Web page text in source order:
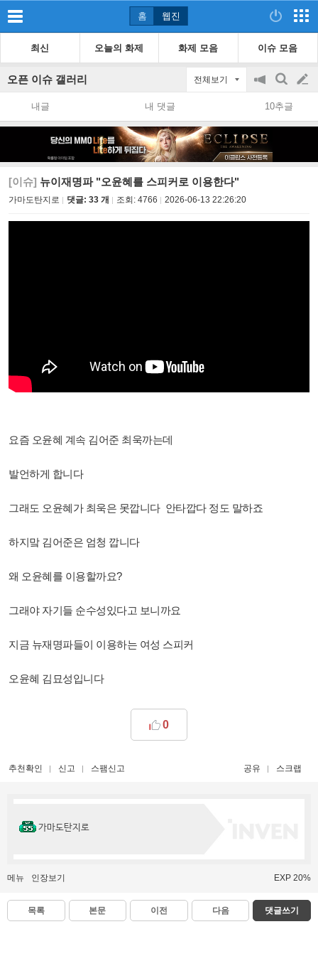
홈 웹진
최신 오늘의 화제 화제 모음 이슈 모음
오픈 이슈 갤러리 전체보기
공
지
on/off
검
색
글
쓰
내글 내 댓글 10추글
[이슈] 뉴이재명파 "오윤혜를 스피커로 이용한다"
가마도탄지로 댓글: 33 개 조회: 4766 2026-06-13 22:26:20
요즘 오윤혜 계속 김어준 최욱까는데
발언하게 합니다
그래도 오윤혜가 최욱은 못깝니다 안타깝다 정도 말하죠
하지맠 김어준은 엄청 깝니다
왜 오윤혜를 이용할까요?
그래야 자기들 순수성있다고 보니까요
지금 뉴재명파들이 이용하는 여성 스피커
오윤혜 김묘성입니다
0
추천확인 신고 스팸신고 공유 스크랩
가마도탄지로
메뉴 인장보기 EXP 20%
목록 본문 이전 다음 댓글쓰기